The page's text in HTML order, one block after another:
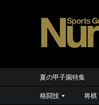
夏の甲子園特集
格闘技 将棋